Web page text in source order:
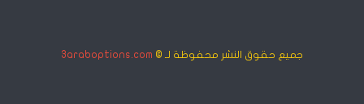
جميع حقوق النشر محفوظة لـ © 3araboptions.com